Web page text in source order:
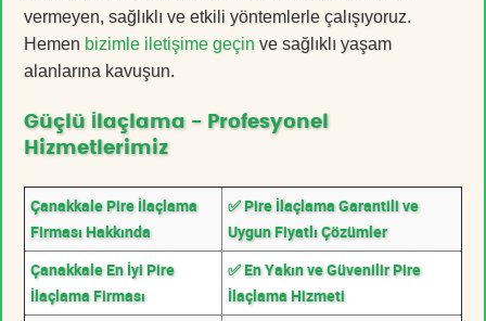
vermeyen, sağlıklı ve etkili yöntemlerle çalışıyoruz.
Hemen bizimle iletişime geçin ve sağlıklı yaşam
alanlarına kavuşun.
Güçlü İlaçlama - Profesyonel
Hizmetlerimiz
Çanakkale Pire İlaçlama
Firması Hakkında
✅ Pire İlaçlama Garantili ve
Uygun Fiyatlı Çözümler
Çanakkale En İyi Pire
İlaçlama Firması
✅ En Yakın ve Güvenilir Pire
İlaçlama Hizmeti